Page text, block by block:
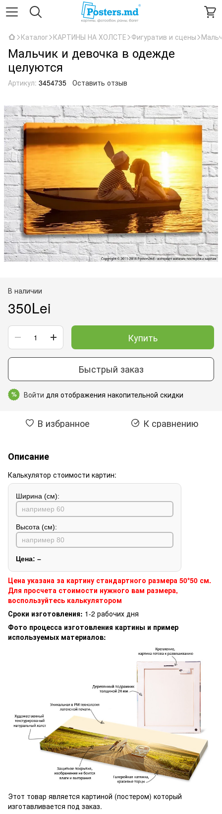
Каталог КАРТИНЫ НА ХОЛСТЕ Фигуратив и сцены
Мальчик и девочка в одежде
целуются
Артикул: 3454735 Оставить отзыв
В наличии
350Lei
Купить
Быстрый заказ
% Войти для отображения накопительной скидки
В избранное К сравнению
Описание
Калькулятор стоимости картин:
Ширина (см):
Высота (см):
Цена: –
Цена указана за картину стандартного размера 50*50 см.
Для просчета стоимости нужного вам размера,
воспользуйтесь калькулятором
Сроки изготовления: 1-2 рабочих дня
Фото процесса изготовления картины и пример
используемых материалов:
Этот товар является картиной (постером) который
изготавливается под заказ.